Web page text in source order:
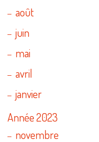
août
juin
mai
avril
janvier
Année 2023
novembre